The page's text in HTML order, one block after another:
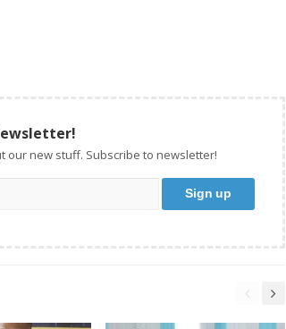
our new stuff. Subscribe to newsletter!